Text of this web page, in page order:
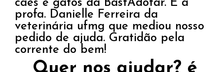
cães e gatos da BastAdotar. E a
profa. Danielle Ferreira da
veterinária ufmg que mediou nosso
pedido de ajuda. Gratidão pela
corrente do bem!